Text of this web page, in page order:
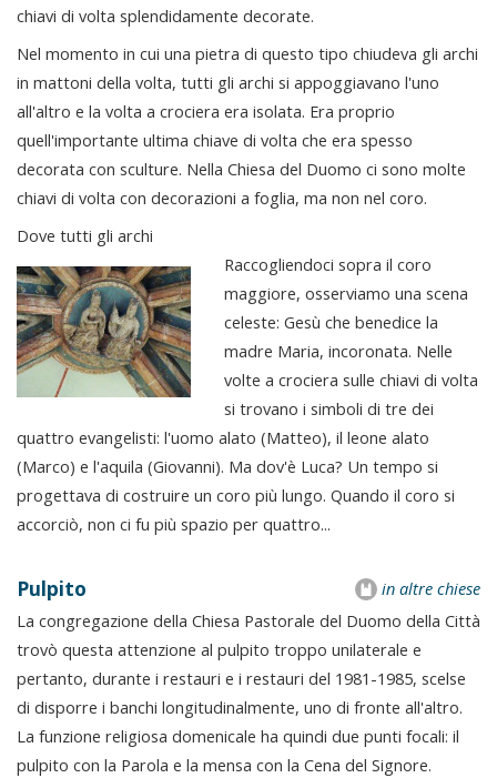
chiavi di volta splendidamente decorate.
Nel momento in cui una pietra di questo tipo chiudeva gli archi
in mattoni della volta, tutti gli archi si appoggiavano l'uno
all'altro e la volta a crociera era isolata. Era proprio
quell'importante ultima chiave di volta che era spesso
decorata con sculture. Nella Chiesa del Duomo ci sono molte
chiavi di volta con decorazioni a foglia, ma non nel coro.
Dove tutti gli archi
Raccogliendoci sopra il coro
maggiore, osserviamo una scena
celeste: Gesù che benedice la
madre Maria, incoronata. Nelle
volte a crociera sulle chiavi di volta
si trovano i simboli di tre dei
quattro evangelisti: l'uomo alato (Matteo), il leone alato
(Marco) e l'aquila (Giovanni). Ma dov'è Luca? Un tempo si
progettava di costruire un coro più lungo. Quando il coro si
accorciò, non ci fu più spazio per quattro...
in altre chiese
Pulpito
La congregazione della Chiesa Pastorale del Duomo della Città
trovò questa attenzione al pulpito troppo unilaterale e
pertanto, durante i restauri e i restauri del 1981-1985, scelse
di disporre i banchi longitudinalmente, uno di fronte all'altro.
La funzione religiosa domenicale ha quindi due punti focali: il
pulpito con la Parola e la mensa con la Cena del Signore.